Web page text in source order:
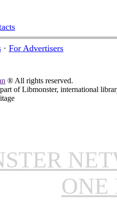
· For Advertisers
® All rights reserved.
of Libmonster, international
ONE